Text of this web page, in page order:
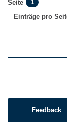
Seite
1
Einträge pro
Feedback